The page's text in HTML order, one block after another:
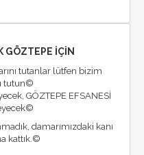
GÖZTEPE İÇİN
tutanlar lütfen bizim
tutun©
GÖZTEPE EFSANESİ
damarımızdaki kanı
kattık.©